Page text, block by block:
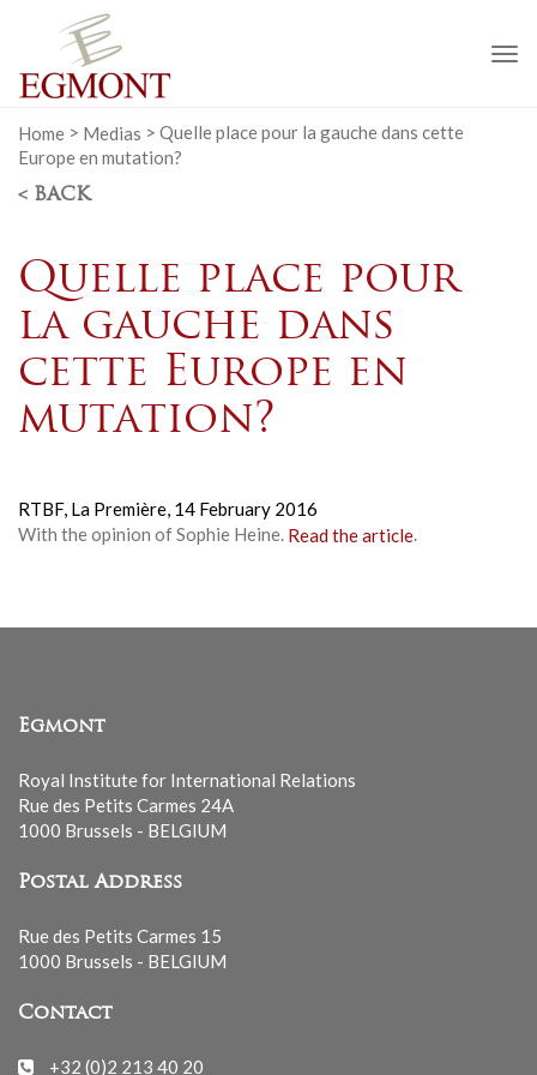
Home > Medias > Quelle place pour la gauche dans cette
Europe en mutation?
< BACK
Quelle place pour
la gauche dans
cette Europe en
mutation?
RTBF, La Première, 14 February 2016
With the opinion of Sophie Heine. Read the article.
Egmont
Royal Institute for International Relations
Rue des Petits Carmes 24A
1000 Brussels - BELGIUM
Postal Address
Rue des Petits Carmes 15
1000 Brussels - BELGIUM
Contact
+32 (0)2 213 40 20